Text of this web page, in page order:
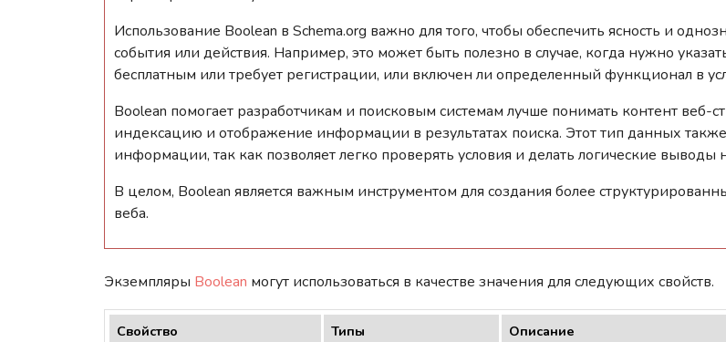
Использование Boolean в Schema.org важно для того, чтобы обеспечить ясность и
события или действия. Например, это может быть полезно в случае, когда нужно
бесплатным или требует регистрации, или включен ли определенный функционал в
Boolean помогает разработчикам и поисковым системам лучше понимать контент веб-
индексацию и отображение информации в результатах поиска. Этот тип данных
информации, так как позволяет легко проверять условия и делать логические
В целом, Boolean является важным инструментом для создания более
веба.
Экземпляры Boolean могут использоваться в качестве значения для следующих свойств.
Свойство Типы Описание